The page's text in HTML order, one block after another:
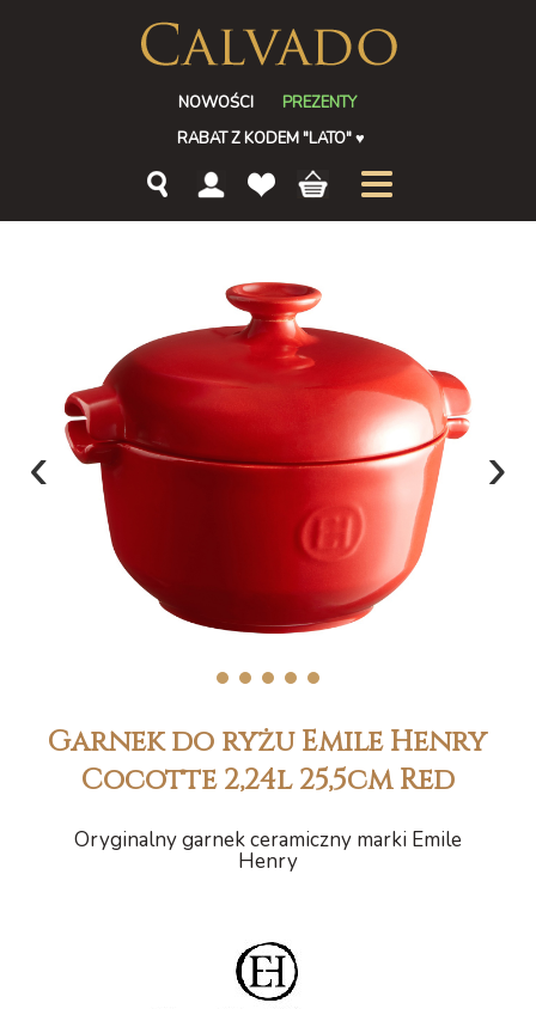
NOWOŚCI
PREZENTY
RABAT Z KODEM "LATO"♥
‹ ›
1 2 3 4 5
Garnek do ryżu Emile Henry
Cocotte 2,24l 25,5cm Red
Oryginalny garnek ceramiczny marki Emile
Henry